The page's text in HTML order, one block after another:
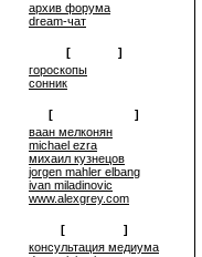
архив форума
dream-чат
[
]
гороскопы
сонник
[
]
ваан мелконян
michael ezra
михаил кузнецов
jorgen mahler elbang
ivan miladinovic
www.alexgrey.com
[
]
консультация медиума